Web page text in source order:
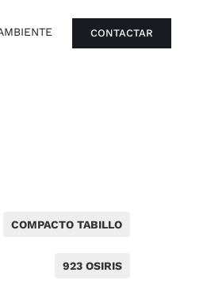
CONTACTAR
COMPACTO TABILLO
923 OSIRIS